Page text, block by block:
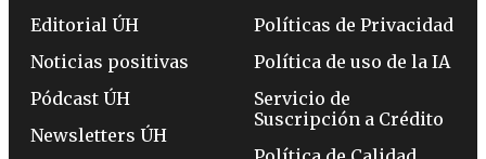
Editorial ÚH
Noticias positivas
Pódcast ÚH
Newsletters ÚH
Políticas de Privacidad
Política de uso de la IA
Servicio de
Suscripción a Crédito